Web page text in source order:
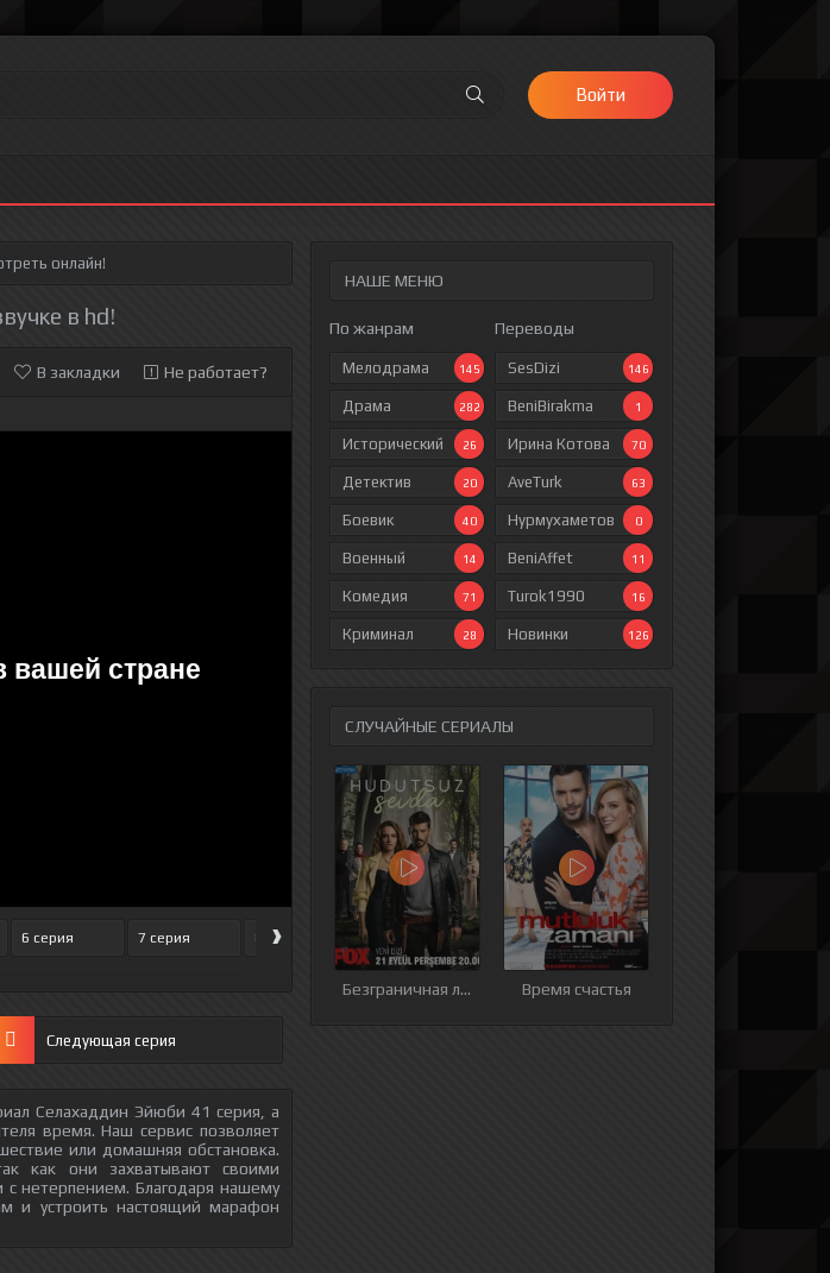
Войти
НАШЕ МЕНЮ
По жанрам
Мелодрама 145
Драма 282
Исторический 26
Детектив 20
Боевик 40
Военный 14
Комедия 71
Криминал 28
Переводы
SesDizi 146
BeniBirakma 1
Ирина Котова 70
AveTurk 63
Нурмухаметов 0
BeniAffet 11
Turok1990 16
Новинки 126
СЛУЧАЙНЫЕ СЕРИАЛЫ
Безграничная любовь Время счастья
онлайн!
в hd!
В закладки Не работает?
6 серия 7 серия 8 серия 9 серия 10 серия 11 серия
›
Следующая серия
Селахаддин Эйюби 41 серия, а
время. Наш сервис позволяет
или домашняя обстановка.
как они захватывают своими
нетерпением. Благодаря нашему
и устроить настоящий марафон